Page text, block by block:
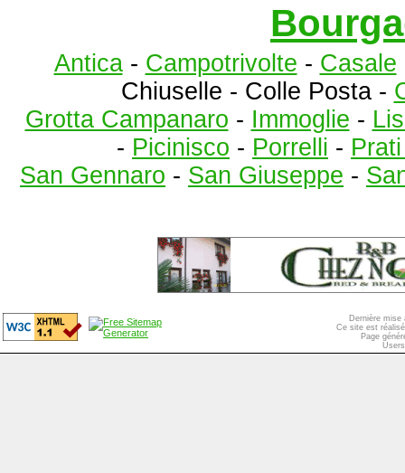
Antica- Campotrivolte - Casale
Chiuselle - Colle Posta -
Grotta Campanaro - Immoglie -
- Picinisco - Porrelli -
San Gennaro - San Giuseppe -
Dernière mise
Ce site est
Page